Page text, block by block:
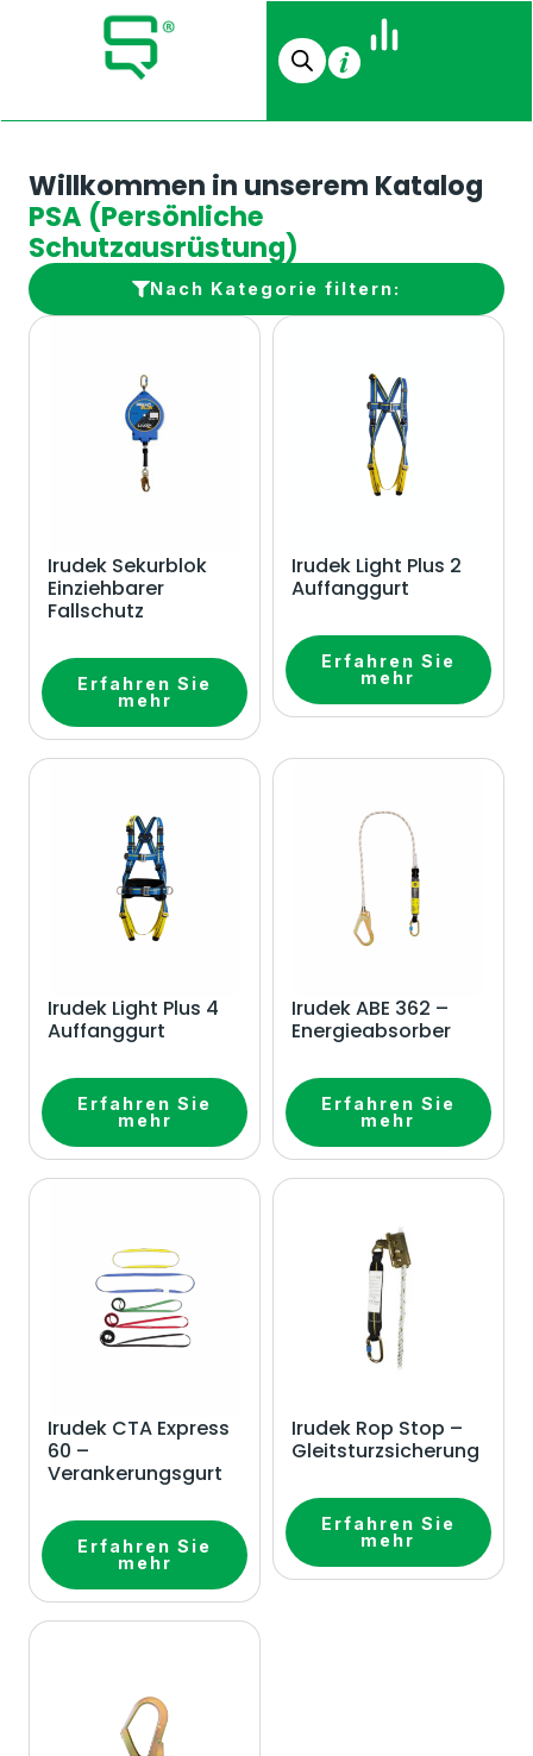
Willkommen in unserem Katalog
PSA (Persönliche
Schutzausrüstung)
Nach Kategorie filtern:
Irudek Sekurblok
Einziehbarer
Fallschutz
Erfahren Sie
mehr
Irudek Light Plus 2
Auffanggurt
Erfahren Sie
mehr
Irudek Light Plus 4
Auffanggurt
Erfahren Sie
mehr
Irudek ABE 362 –
Energieabsorber
Erfahren Sie
mehr
Irudek CTA Express
60 –
Verankerungsgurt
Erfahren Sie
mehr
Irudek Rop Stop –
Gleitsturzsicherung
Erfahren Sie
mehr